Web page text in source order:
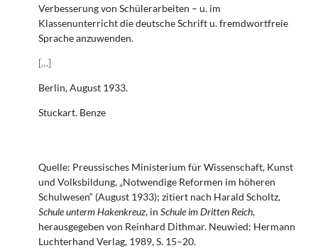
Verbesserung von Schülerarbeiten – u. im
Klassenunterricht die deutsche Schrift u. fremdwortfreie
Sprache anzuwenden.
[…]
Berlin, August 1933.
Stuckart. Benze
Quelle: Preussisches Ministerium für Wissenschaft, Kunst
und Volksbildung, „Notwendige Reformen im höheren
Schulwesen“ (August 1933); zitiert nach Harald Scholtz,
Schule unterm Hakenkreuz, in Schule im Dritten Reich,
herausgegeben von Reinhard Dithmar. Neuwied: Hermann
Luchterhand Verlag, 1989, S. 15–20.